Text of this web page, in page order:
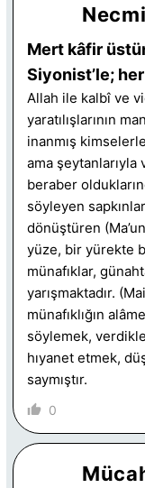
Mert kâfir
Siyonist’le;
Allah ile kalbî ve
yaratılışlarının
inanmış
ama şeytanlarıyla
beraber
söyleyen
dönüştüren
yüze, bir yürekte
münafıklar,
yarışmaktadır.
münafıklığın
söylemek,
hıyanet etmek,
saymıştır.
0